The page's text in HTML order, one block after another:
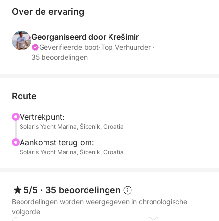
Over de ervaring
Georganiseerd door Krešimir
Geverifieerde boot·Top Verhuurder ·
35 beoordelingen
Route
Vertrekpunt:
Solaris Yacht Marina, Šibenik, Croatia
Aankomst terug om:
Solaris Yacht Marina, Šibenik, Croatia
5/5 · 35 beoordelingen
Beoordelingen worden weergegeven in chronologische
volgorde